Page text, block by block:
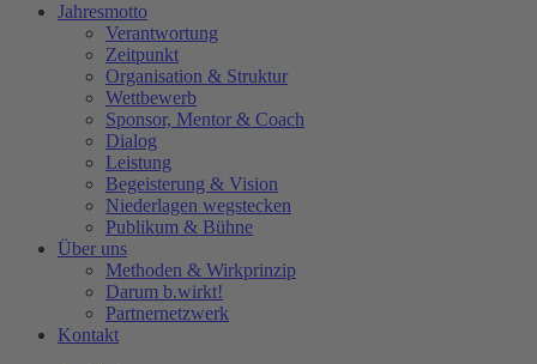
Jahresmotto
Verantwortung
Zeitpunkt
Organisation & Struktur
Wettbewerb
Sponsor, Mentor & Coach
Dialog
Leistung
Begeisterung & Vision
Niederlagen wegstecken
Publikum & Bühne
Über uns
Methoden & Wirkprinzip
Darum b.wirkt!
Partnernetzwerk
Kontakt